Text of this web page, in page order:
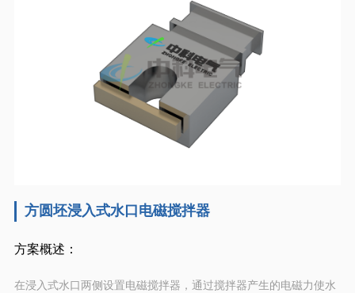
方圆坯浸入式水口电磁搅拌器
方案概述：
在浸入式水口两侧设置电磁搅拌器，通过搅拌器产生的电磁力使水